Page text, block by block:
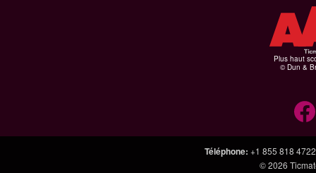
Plus haut
© Dun &
Téléphone: +1 855 818 4722
© 2026